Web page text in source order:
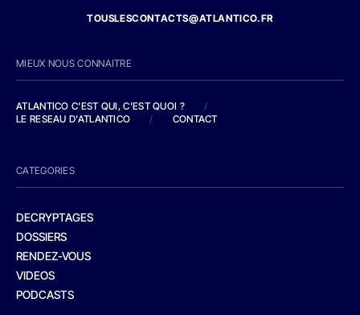
TOUSLESCONTACTS@ATLANTICO.FR
MIEUX NOUS CONNAITRE
ATLANTICO C'EST QUI, C'EST QUOI ?
/
LE RESEAU D'ATLANTICO
/ CONTACT
CATEGORIES
DECRYPTAGES
DOSSIERS
RENDEZ-VOUS
VIDEOS
PODCASTS